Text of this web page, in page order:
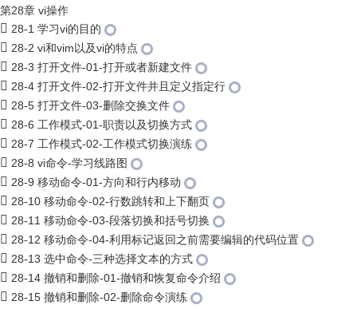
第28章 vi操作
28-1 学习vi的目的
28-2 vi和vim以及vi的特点
28-3 打开文件-01-打开或者新建文件
28-4 打开文件-02-打开文件并且定义指定行
28-5 打开文件-03-删除交换文件
28-6 工作模式-01-职责以及切换方式
28-7 工作模式-02-工作模式切换演练
28-8 vi命令-学习线路图
28-9 移动命令-01-方向和行内移动
28-10 移动命令-02-行数跳转和上下翻页
28-11 移动命令-03-段落切换和括号切换
28-12 移动命令-04-利用标记返回之前需要编辑的代码位置
28-13 选中命令-三种选择文本的方式
28-14 撤销和删除-01-撤销和恢复命令介绍
28-15 撤销和删除-02-删除命令演练